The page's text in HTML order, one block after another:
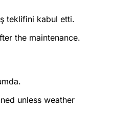
teklifini kabul etti.
the maintenance.
unless weather